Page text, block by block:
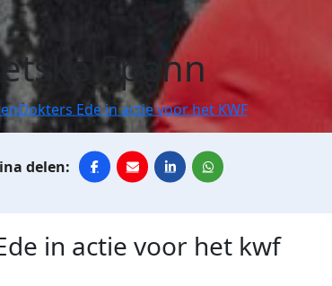
Spann
Ede in actie voor het KWF
in actie voor het kwf